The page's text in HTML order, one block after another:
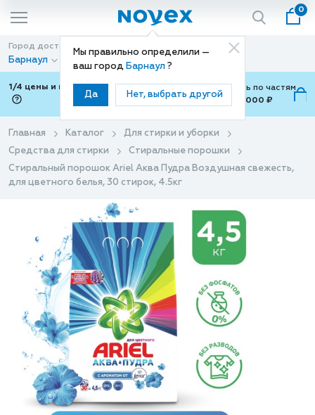
Мы правильно определили —
ваш город Барнаул ?
Да Нет, выбрать другой
0
Город доставки
Барнаул
Способ доставки
Доставка
1/4 цены и покупки ваши с Подели
Можно оплатить по частям
от 700 ₽ до 15,000 ₽
Главная Каталог
Для стирки и уборки
Средства для стирки
Стиральные порошки
Стиральный порошок Ariel Аква Пудра Воздушная свежесть,
для цветного белья, 30 стирок, 4.5кг